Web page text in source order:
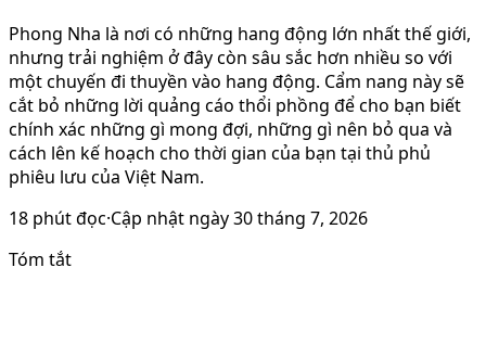
Phong Nha là nơi có những hang động lớn nhất thế giới,
nhưng trải nghiệm ở đây còn sâu sắc hơn nhiều so với
một chuyến đi thuyền vào hang động. Cẩm nang này sẽ
cắt bỏ những lời quảng cáo thổi phồng để cho bạn biết
chính xác những gì mong đợi, những gì nên bỏ qua và
cách lên kế hoạch cho thời gian của bạn tại thủ phủ
phiêu lưu của Việt Nam.
18 phút đọc·Cập nhật ngày30 tháng 7, 2026
Tóm tắt